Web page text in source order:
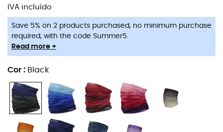
IVA incluído
Save 5% on 2 products purchased, no minimum purchase
required, with the code Summer5.
Read more +
Cor : Black